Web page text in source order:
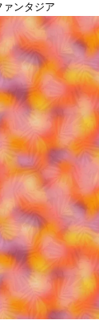
ンタジア